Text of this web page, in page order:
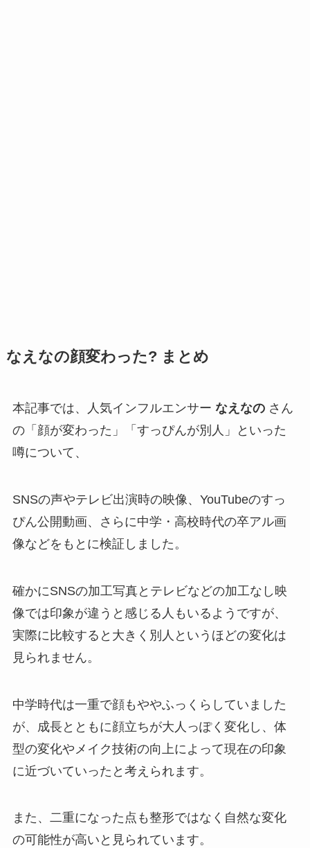
なえなの顔変わった? まとめ
本記事では、人気インフルエンサー なえなのさん
の「顔が変わった」「すっぴんが別人」といった
噂について、
SNSの声やテレビ出演時の映像、YouTubeのすっ
ぴん公開動画、さらに中学・高校時代の卒アル画
像などをもとに検証しました。
確かにSNSの加工写真とテレビなどの加工なし映
像では印象が違うと感じる人もいるようですが、
実際に比較すると大きく別人というほどの変化は
見られません。
中学時代は一重で顔もややふっくらしていました
が、成長とともに顔立ちが大人っぽく変化し、体
型の変化やメイク技術の向上によって現在の印象
に近づいていったと考えられます。
また、二重になった点も整形ではなく自然な変化
の可能性が高いと見られています。